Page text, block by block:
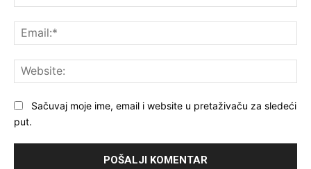
Sačuvaj moje ime, email i website u pretaživaču za sledeći
put.